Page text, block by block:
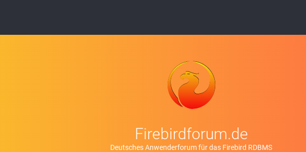
Firebirdforum.de
Deutsches Anwenderforum für das Firebird RDBMS